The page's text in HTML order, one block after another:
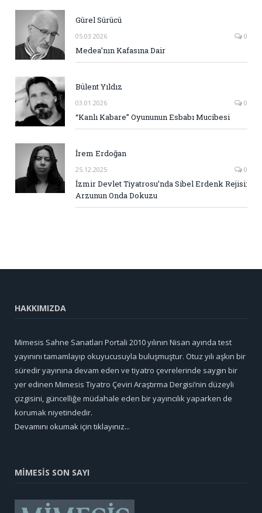
Gürel Sürücü
05.03.2026 0
Medea’nın Kafasına Dair
Bülent Yıldız
03.01.2026 0
“Kanlı Kabare” Oyununun Esbabı Mucibesi
İrem Erdoğan
25.12.2025 0
İzmir Devlet Tiyatrosu’nda Sibel Erdenk Rejisi:
Arzunun Onda Dokuzu
HAKKIMIZDA
Mimesis Sahne Sanatları Portali 2010 yılının Nisan ayında test
yayınını tamamlayıp okuyucusuyla buluşmuştur. Otuz yılı aşkın bir
süredir yayınına devam eden ve tiyatro çevrelerinde saygın bir
yer edinen Mimesis Tiyatro Çeviri Araştırma Dergisi’nin düzeyli
çizgisini, güncelliğe müdahale eden bir yayıncılık yaparken de
korumak niyetindedir.
Devamını okumak için tıklayınız...
MİMESİS SON SAYI